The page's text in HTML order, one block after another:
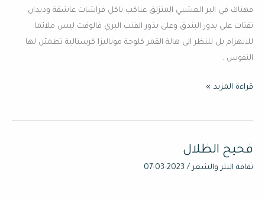
فهناك في البر العشبي المنزلق عناكب تاكل فراشات عاشقة وديدان
تقتات على بذور البندق وعلى بذور القنب البري فالوقت ليس ملائما
للانهزام بل للنظر الى هالة القمر كلوحة موناليزا كرستالية تطمئن لها
النفوس .
قراءة المزيد »
فحيح الظلال
ثقافة النثر والشعر/
2023-03-07
فحيح
الظلال